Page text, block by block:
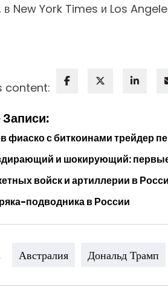
в New York Times и Los
content:
фиаско с биткоинами трейдер
и шокирующий: первые
войск и артиллерии в
подводника в России
Австралия Дональд Трамп